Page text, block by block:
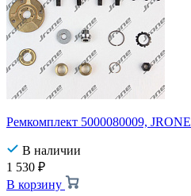
Ремкомплект 5000080009, JRONE
В наличии
1 530 ₽
В корзину